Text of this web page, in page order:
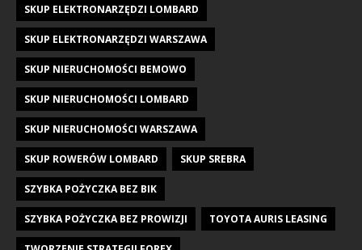
SKUP ELEKTRONARZĘDZI LOMBARD
SKUP ELEKTRONARZĘDZI WARSZAWA
SKUP NIERUCHOMOŚCI BEMOWO
SKUP NIERUCHOMOŚCI LOMBARD
SKUP NIERUCHOMOŚCI WARSZAWA
SKUP ROWERÓW LOMBARD SKUP SREBRA
SZYBKA POŻYCZKA BEZ BIK
SZYBKA POŻYCZKA BEZ PROWIZJI TOYOTA AURIS LEASING